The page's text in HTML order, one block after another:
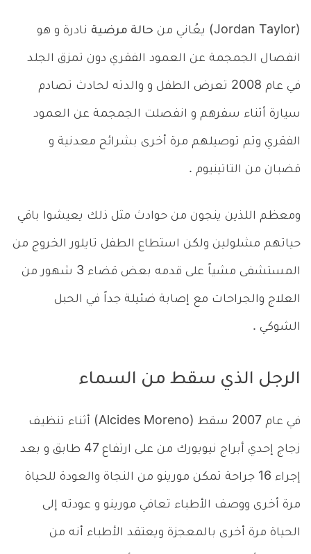
(Jordan Taylor) يعُاني من حالة مرضية نادرة و هو
انفصال الجمجمة عن العمود الفقري دون تمزق الجلد
في عام 2008 تعرض الطفل و والدته لحادث تصادم
سيارة أثناء سفرهم و انفصلت الجمجمة عن العمود
الفقري وتم توصيلهم مرة أخرى بشرائح معدنية و
قضبان من التاتينيوم .
ومعظم اللذين ينجون من حوادث مثل ذلك يعيشوا باقي
حياتهم مشلولين ولكن استطاع الطفل تايلور الخروج من
المستشفى مشياً على قدمه بعض قضاء 3 شهور من
العلاج والجراحات مع إصابة ضئيلة جداً في الحبل
الشوكي .
الرجل الذي سقط من السماء
في عام 2007 سقط (Alcides Moreno) أثناء تنظيف
زجاج إحدي أبراج نيويورك من على ارتفاع 47 طابق و بعد
إجراء 16 جراحة تمكن مورينو من النجاة والعودة للحياة
مرة أخرى ووصف الأطباء تعافي مورينو و عودته إلى
الحياة مرة أخرى بالمعجزة ويعتقد الأطباء أنه من